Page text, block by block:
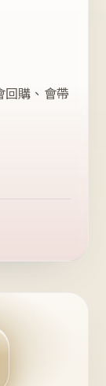
回購、會帶